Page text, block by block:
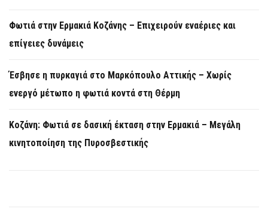
Φωτιά στην Ερμακιά Κοζάνης – Επιχειρούν εναέριες και
επίγειες δυνάμεις
Έσβησε η πυρκαγιά στο Μαρκόπουλο Αττικής – Χωρίς
ενεργό μέτωπο η φωτιά κοντά στη Θέρμη
Κοζάνη: Φωτιά σε δασική έκταση στην Ερμακιά – Μεγάλη
κινητοποίηση της Πυροσβεστικής